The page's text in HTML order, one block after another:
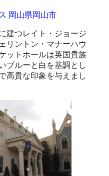
岡山県岡山市
建つレイト・ジョージ
リントン・マナーハウ
ットホールは英国貴族
ブルーと白を基調とし
高貴な印象を与えまし